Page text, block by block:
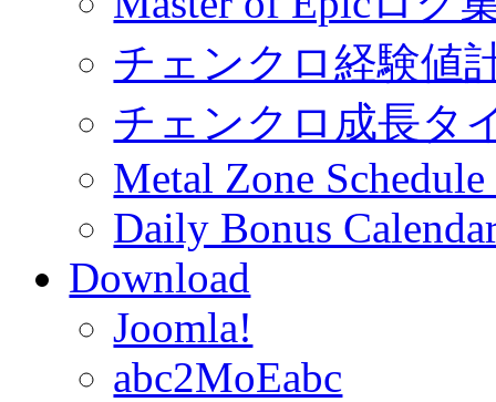
チェンクロ経験値
チェンクロ成長タ
Metal Zone
Daily Bonus
Download
Joomla!
abc2MoEabc